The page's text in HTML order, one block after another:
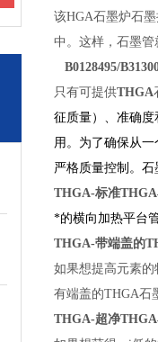
该HGA石墨炉石
中。这样，石墨
B0128495/
只有可提供THGA
征质量）、准确
用。为了确保从
严格质量控制。
THGA-标
*的横向加热平台
THGA-带
如果想提高元素的
有端盖的THGA石
THGA-超净